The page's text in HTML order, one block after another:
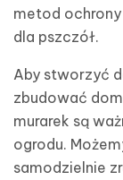
metod
dla pszczół.
Aby stworzyć
zbudować
murarek są
ogrodu.
samodzielnie